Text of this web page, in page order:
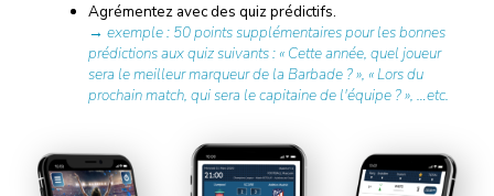
Agrémentez avec des quiz prédictifs.
→ exemple : 50 points supplémentaires pour les bonnes
prédictions aux quiz suivants : « Cette année, quel joueur
sera le meilleur marqueur de la Barbade ? », « Lors du
prochain match, qui sera le capitaine de l'équipe ? », …etc.